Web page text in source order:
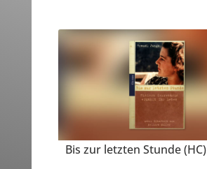
Bis zur letzten Stunde (HC)